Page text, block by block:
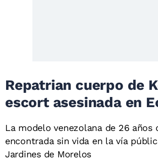
Repatrian cuerpo de
escort asesinada en
La modelo venezolana de 26 años
encontrada sin vida en la vía
Jardines de Morelos